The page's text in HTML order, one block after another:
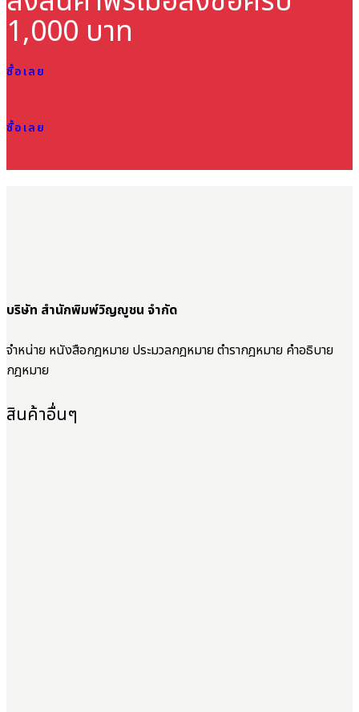
1,000 บาท
ซื้อเลย
ซื้อเลย
บริษัท สำนักพิมพ์วิญญูชน จำกัด
จำหน่าย หนังสือกฎหมาย ประมวลกฎหมาย ตำรากฎหมาย คำอธิบาย
กฎหมาย
สินค้าอื่นๆ